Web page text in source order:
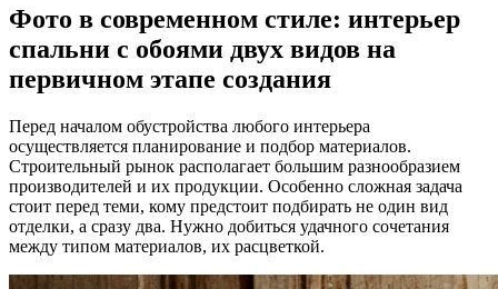
Фото в современном стиле: интерьер
спальни с обоями двух видов на
первичном этапе создания
Перед началом обустройства любого интерьера
осуществляется планирование и подбор материалов.
Строительный рынок располагает большим разнообразием
производителей и их продукции. Особенно сложная задача
стоит перед теми, кому предстоит подбирать не один вид
отделки, а сразу два. Нужно добиться удачного сочетания
между типом материалов, их расцветкой.